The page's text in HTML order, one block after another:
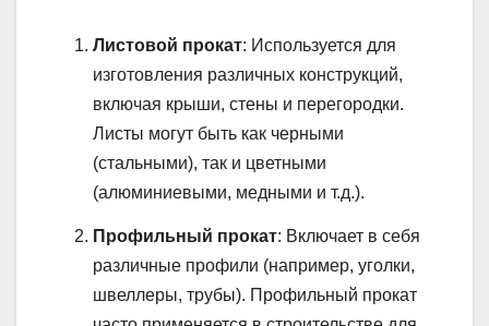
Листовой прокат: Используется для
изготовления различных конструкций,
включая крыши, стены и перегородки.
Листы могут быть как черными
(стальными), так и цветными
(алюминиевыми, медными и т.д.).
Профильный прокат: Включает в себя
различные профили (например, уголки,
швеллеры, трубы). Профильный прокат